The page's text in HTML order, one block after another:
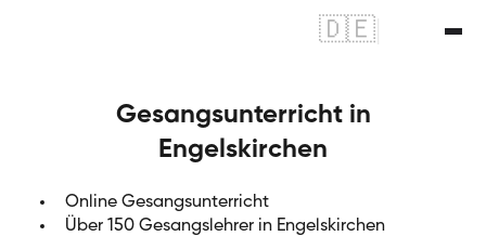
🇩🇪
Gesangsunterricht in
Engelskirchen
Online Gesangsunterricht
Über 150 Gesangslehrer in Engelskirchen